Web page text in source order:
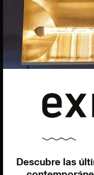
Descubre las
Evelyn Parretti
Marketing
Francesca
Programación
Marcello Moi